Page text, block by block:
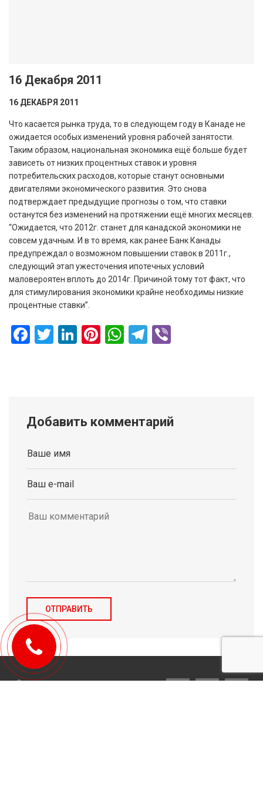
16 Декабря 2011
16 ДЕКАБРЯ 2011
Что касается рынка труда, то в следующем году в Канаде не
ожидается особых изменений уровня рабочей занятости.
Таким образом, национальная экономика ещё больше будет
зависеть от низких процентных ставок и уровня
потребительских расходов, которые станут основными
двигателями экономического развития. Это снова
подтверждает предыдущие прогнозы о том, что ставки
останутся без изменений на протяжении ещё многих месяцев.
“Ожидается, что 2012г. станет для канадской экономики не
совсем удачным. И в то время, как ранее Банк Канады
предупреждал о возможном повышении ставок в 2011г.,
следующий этап ужесточения ипотечных условий
маловероятен вплоть до 2014г. Причиной тому тот факт, что
для стимулирования экономики крайне необходимы низкие
процентные ставки”.
Facebook
Twitter
LinkedIn
Pinterest
WhatsApp
Telegram
Добавить комментарий